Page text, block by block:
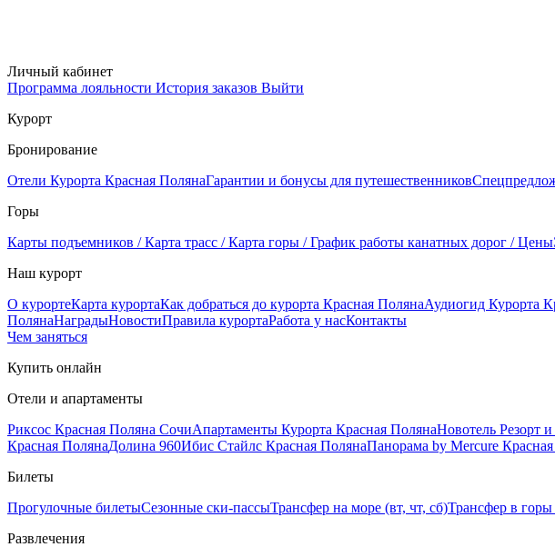
Личный кабинет
Программа лояльности История заказов Выйти
Курорт
Бронирование
Отели Курорта Красная ПолянаГарантии и бонусы для путешественников
Горы
Карты подъемников / Карта трасс / Карта горы / График работы канатных дорог / Цены
Наш курорт
О курортеКарта курортаКак добраться до курорта Красная ПолянаАудиогид Курорта
ПолянаНаградыНовостиПравила курортаРабота у насКонтакты
Чем заняться
Купить онлайн
Отели и апартаменты
Риксос Красная Поляна СочиАпартаменты Курорта Красная ПолянаНовотель Резорт
Красная ПолянаДолина 960Ибис Стайлс Красная ПолянаПанорама by Mercure
Билеты
Прогулочные билетыСезонные ски-пассыТрансфер на море (вт, чт, сб)Трансфер в горы
Развлечения